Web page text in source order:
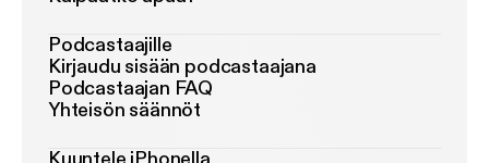
Podcastaajille
Kirjaudu sisään podcastaajana
Podcastaajan FAQ
Yhteisön säännöt